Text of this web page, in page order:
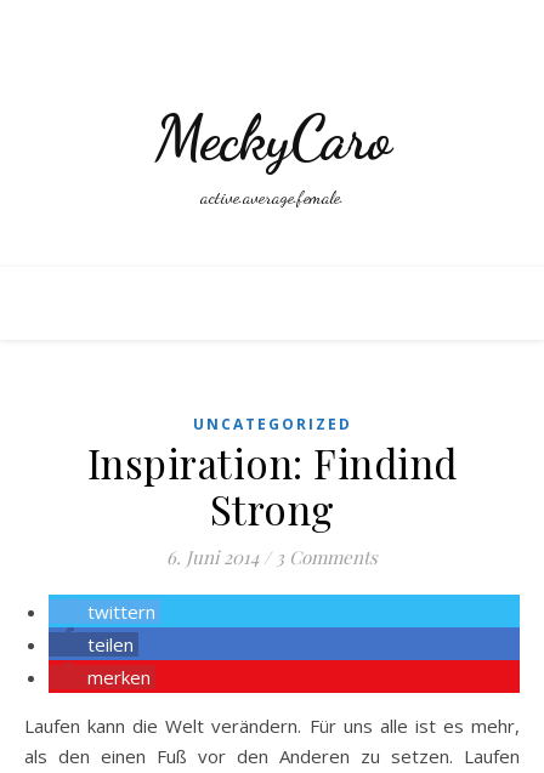
MeckyCaro
active.average.female.
UNCATEGORIZED
Inspiration: Findind
Strong
6. Juni 2014 / 3 Comments
twittern
teilen
merken
Laufen kann die Welt verändern. Für uns alle ist es mehr,
als den einen Fuß vor den Anderen zu setzen. Laufen